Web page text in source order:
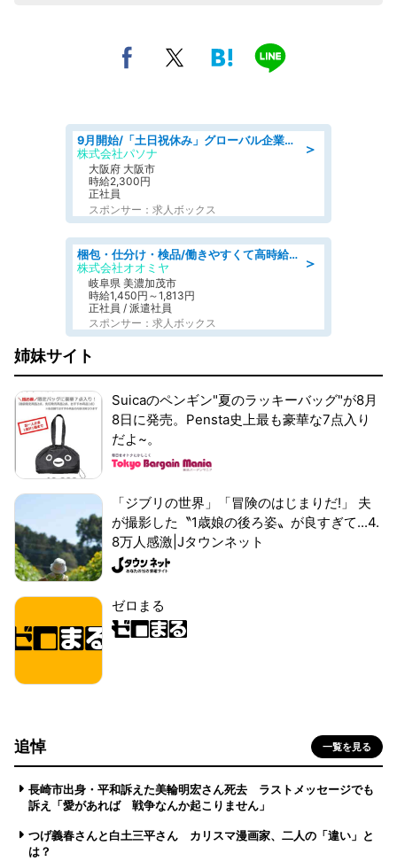
＞
9月開始/「土日祝休み」グローバル企業での産業保健のお仕事/保健師/高時給/残業なし/服装自由
株式会社パソナ
大阪府 大阪市
時給2,300円
正社員
スポンサー：求人ボックス
＞
梱包・仕分け・検品/働きやすくて高時給の仕分け作業長期休暇充実/残業なし
株式会社オオミヤ
岐阜県 美濃加茂市
時給1,450円～1,813円
正社員 / 派遣社員
スポンサー：求人ボックス
姉妹サイト
Suicaのペンギン"夏のラッキーバッグ"が8月
8日に発売。Pensta史上最も豪華な7点入り
だよ~。
「ジブリの世界」「冒険のはじまりだ!」 夫
が撮影した〝1歳娘の後ろ姿〟が良すぎて...4.
8万人感激|Jタウンネット
ゼロまる
追悼 一覧を見る
長崎市出身・平和訴えた美輪明宏さん死去 ラストメッセージでも
訴え「愛があれば 戦争なんか起こりません」
つげ義春さんと白土三平さん カリスマ漫画家、二人の「違い」と
は？